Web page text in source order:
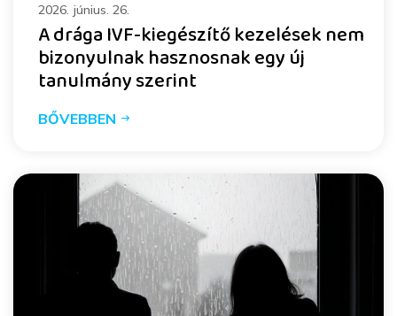
2026. június. 26.
A drága IVF-kiegészítő kezelések nem
bizonyulnak hasznosnak egy új
tanulmány szerint
BŐVEBBEN